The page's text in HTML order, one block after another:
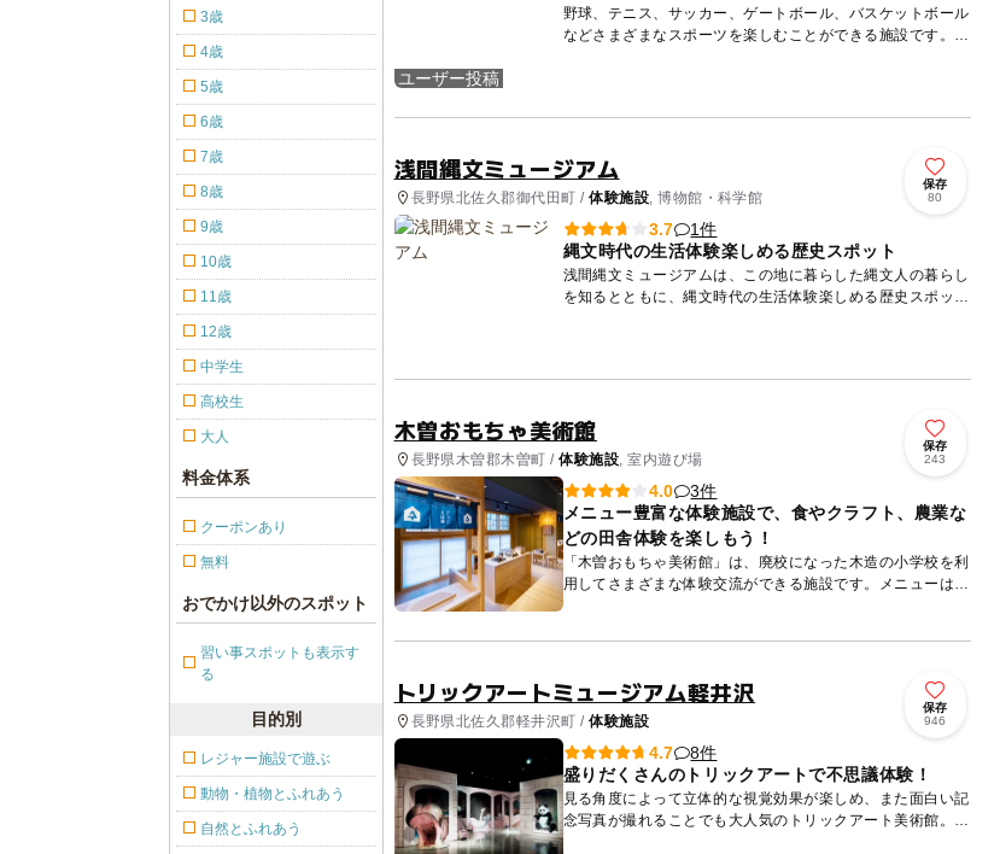
ユーザー投稿
野球、テニス、サッカー、ゲートボール、バスケットボール
などさまざまなスポーツを楽しむことができる施設です。管
浅間縄文ミュージアム
長野県北佐久郡御代田町 /体験施設 , 博物館・科学館
保存
80
3.7
1件
縄文時代の生活体験楽しめる歴史スポット
浅間縄文ミュージアムは、この地に暮らした縄文人の暮らし
を知るとともに、縄文時代の生活体験楽しめる歴史スポット
木曽おもちゃ美術館
長野県木曽郡木曽町 /体験施設 , 室内遊び場
保存
243
4.0
3件
メニュー豊富な体験施設で、食やクラフト、農業な
どの田舎体験を楽しもう！
「木曽おもちゃ美術館」は、廃校になった木造の小学校を利
用してさまざまな体験交流ができる施設です。メニューは郷
土食体験・木工体験・工芸品体験・林業体験・農業体験・自
トリックアートミュージアム軽井沢
長野県北佐久郡軽井沢町 /体験施設
保存
946
4.7
8件
盛りだくさんのトリックアートで不思議体験！
見る角度によって立体的な視覚効果が楽しめ、また面白い記
念写真が撮れることでも大人気のトリックアート美術館。
喫茶店やショップを完備している落ち着いたムードの館内
3歳
4歳
5歳
6歳
7歳
8歳
9歳
10歳
11歳
12歳
中学生
高校生
大人
料金体系
クーポンあり
無料
おでかけ以外のスポット
習い事スポットも表示す
る
目的別
レジャー施設で遊ぶ
動物・植物とふれあう
自然とふれあう